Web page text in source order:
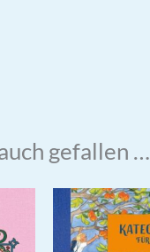
gefallen …